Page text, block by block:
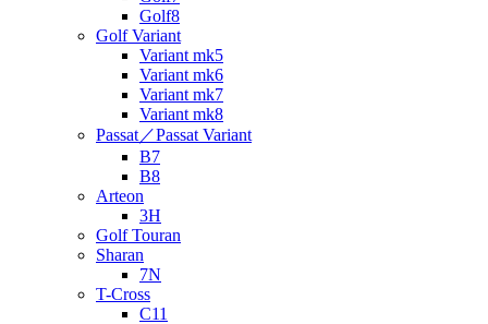
Golf8
Golf Variant
Variant mk5
Variant mk6
Variant mk7
Variant mk8
Passat／Passat Variant
B7
B8
Arteon
3H
Golf Touran
Sharan
7N
T-Cross
C11